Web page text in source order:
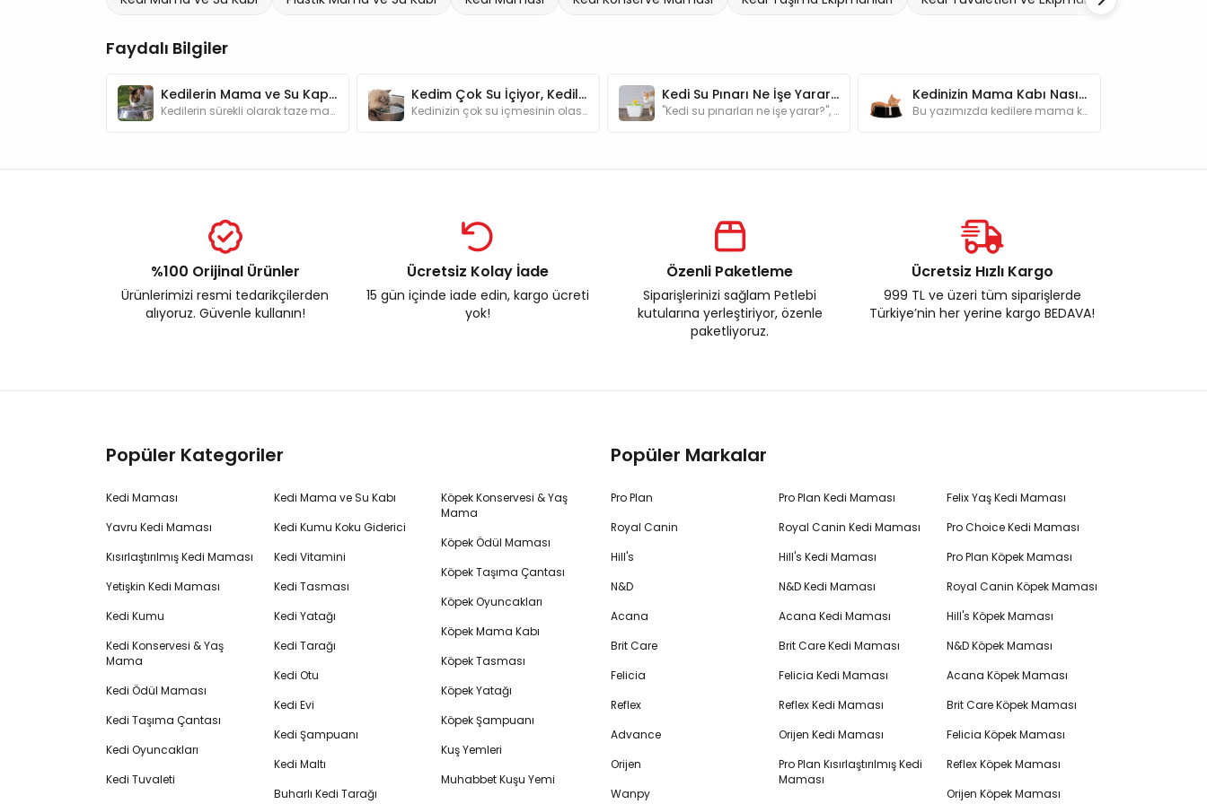
Faydalı Bilgiler
Kedilerin Mama ve Su Kapları Nasıl Temizlenmelidir?
Kedilerin sürekli olarak taze mamaya ve suya ihtiyacı vardır. Bunun için de kaplarının günlük olarak temizlenmesi gerekmektedir.
Kedim Çok Su İçiyor, Kedilerin Su Tüketimi Ne Kadar Olmalı?
Kedinizin çok su içmesinin olası nedenleri, günlük ne kadar su tüketiminin ideal olduğu hakkında detayları yazımızda bulabilirsiniz.
Kedi Su Pınarı Ne İşe Yarar? Evde Kedilerin Beslenmesinde Sağladığı Avantajlar
"Kedi su pınarları ne işe yarar?", "Normal su kabından farkı nedir?" ve daha fazlasını yazımızda bulabilirsiniz.
Kedinizin Mama Kabı Nasıl Olmalı? Seçiminde Nelere Dikkat Edilmelidir?
Bu yazımızda kedilere mama kabını seçerken dikkat edilmesi gereken önemli unsurlara dair bilgi bulabilirsiniz.
%100 Orijinal Ürünler
Ürünlerimizi resmi tedarikçilerden
alıyoruz. Güvenle kullanın!
Ücretsiz Kolay İade
15 gün içinde iade edin, kargo ücreti
yok!
Özenli Paketleme
Siparişlerinizi sağlam Petlebi
kutularına yerleştiriyor, özenle
paketliyoruz.
Ücretsiz Hızlı Kargo
999 TL ve üzeri tüm siparişlerde
Türkiye’nin her yerine kargo BEDAVA!
Popüler Kategoriler
Kedi Maması
Yavru Kedi Maması
Kısırlaştırılmış Kedi Maması
Yetişkin Kedi Maması
Kedi Kumu
Kedi Konservesi & Yaş
Mama
Kedi Ödül Maması
Kedi Taşıma Çantası
Kedi Oyuncakları
Kedi Tuvaleti
Kedi Mama ve Su Kabı
Kedi Kumu Koku Giderici
Kedi Vitamini
Kedi Tasması
Kedi Yatağı
Kedi Tarağı
Kedi Otu
Kedi Evi
Kedi Şampuanı
Kedi Maltı
Buharlı Kedi Tarağı
Köpek Konservesi & Yaş
Mama
Köpek Ödül Maması
Köpek Taşıma Çantası
Köpek Oyuncakları
Köpek Mama Kabı
Köpek Tasması
Köpek Yatağı
Köpek Şampuanı
Kuş Yemleri
Muhabbet Kuşu Yemi
Popüler Markalar
Pro Plan
Royal Canin
Hill's
N&D
Acana
Brit Care
Felicia
Reflex
Advance
Orijen
Wanpy
Pro Plan Kedi Maması
Royal Canin Kedi Maması
Hill's Kedi Maması
N&D Kedi Maması
Acana Kedi Maması
Brit Care Kedi Maması
Felicia Kedi Maması
Reflex Kedi Maması
Orijen Kedi Maması
Pro Plan Kısırlaştırılmış Kedi
Maması
Felix Yaş Kedi Maması
Pro Choice Kedi Maması
Pro Plan Köpek Maması
Royal Canin Köpek Maması
Hill's Köpek Maması
N&D Köpek Maması
Acana Köpek Maması
Brit Care Köpek Maması
Felicia Köpek Maması
Reflex Köpek Maması
Orijen Köpek Maması